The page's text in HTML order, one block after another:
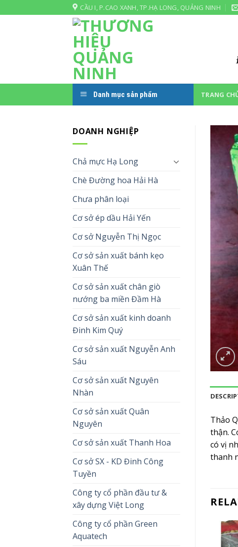
to
CẦU I, P.CAO XANH, TP.HẠ LONG, QUẢNG NINH
Danh mục sản phẩm TRANG
DOANH NGHIỆP
Chả mực Hạ Long
Chè Đường hoa Hải Hà
Chưa phân loại
Cơ sở ép dầu Hải Yến
Cơ sở Nguyễn Thị Ngọc
Cơ sở sản xuất bánh kẹo
Xuân Thế
Cơ sở sản xuất chân giò
nướng ba miền Đầm Hà
Cơ sở sản xuất kinh doanh
Đinh Kim Quý
Cơ sở sản xuất Nguyễn Anh
Sáu
Cơ sở sản xuất Nguyên
Nhàn
Cơ sở sản xuất Quân
Nguyên
Cơ sở sản xuất Thanh Hoa
Cơ sở SX - KD Đinh Công
Tuyền
Công ty cổ phần đầu tư &
xây dựng Việt Long
Công ty cổ phần Green
Aquatech
Thảo
thận.
có vị
thanh